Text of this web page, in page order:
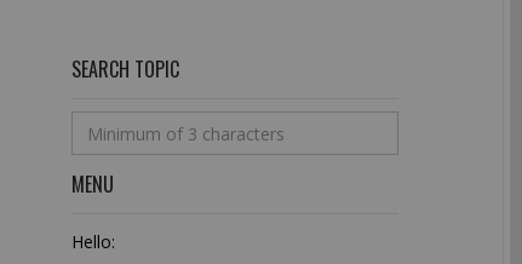
SEARCH TOPIC
MENU
Hello: